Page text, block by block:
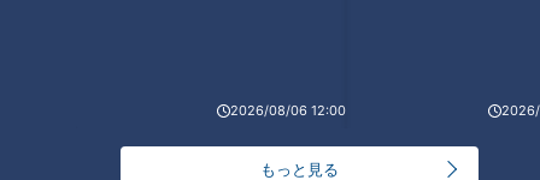
2026/08/06 12:00
もっと見る